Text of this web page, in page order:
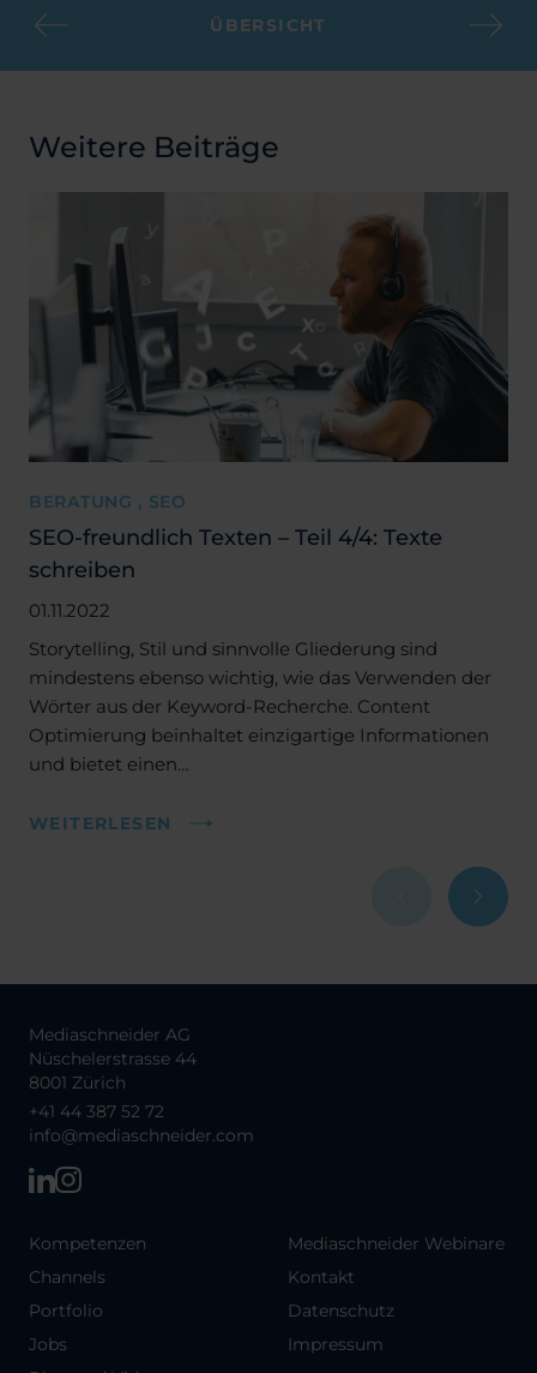
ÜBERSICHT
Weitere Beiträge
BERATUNG , SEO
SEO-freundlich Texten – Teil 4/4: Texte
schreiben
01.11.2022
Storytelling, Stil und sinnvolle Gliederung sind
mindestens ebenso wichtig, wie das Verwenden der
Wörter aus der Keyword-Recherche. Content
Optimierung beinhaltet einzigartige Informationen
und bietet einen…
WEITERLESEN
Mediaschneider AG
Nüschelerstrasse 44
8001 Zürich
+41 44 387 52 72
info@mediaschneider.com
Kompetenzen
Channels
Portfolio
Jobs
Mediaschneider Webinare
Kontakt
Datenschutz
Impressum